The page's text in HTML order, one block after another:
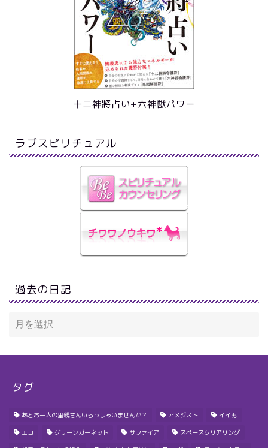
十二神將占い+六神獣パワー
ラブスピリチュアル
過去の日記
タグ
あとお一人の里親さんいらっしゃいませんか？ アメジスト イイ男
エコ グリーンガーネット サファイア スペースクリアリング